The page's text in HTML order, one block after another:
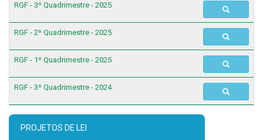
RGF - 3º Quadrimestre - 2025
RGF - 2º Quadrimestre - 2025
RGF - 1º Quadrimestre - 2025
RGF - 3º Quadrimestre - 2024
PROJETOS DE LEI